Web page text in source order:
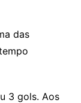
das
3 gols. Aos